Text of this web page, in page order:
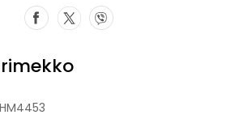
HM4453